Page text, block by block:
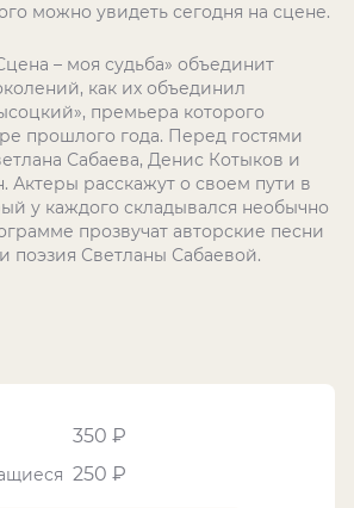
можно увидеть сегодня на сцене.
– моя судьба» объединит
как их объединил
премьера которого
прошлого года. Перед гостями
Сабаева, Денис Котыков и
расскажут о своем пути в
у каждого складывался необычно
прозвучат авторские песни
поэзия Светланы Сабаевой.
350 ₽
250 ₽